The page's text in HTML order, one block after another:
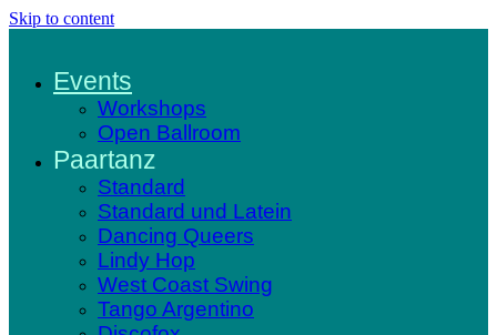
Skip to content
Events
Workshops
Open Ballroom
Paartanz
Standard
Standard und Latein
Dancing Queers
Lindy Hop
West Coast Swing
Tango Argentino